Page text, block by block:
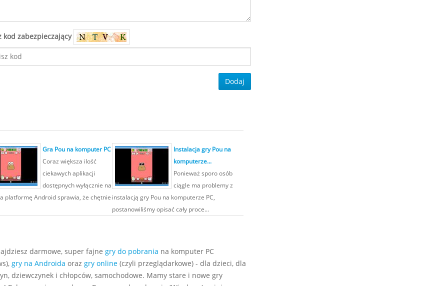
kod zabezpieczający
Dodaj
Gra Pou na komputer PC
Coraz większa ilość
ciekawych aplikacji
dostępnych wyłącznie na
platformę Android sprawia, że chętnie
Instalacja gry Pou na
komputerze...
Ponieważ sporo osób
ciągle ma problemy z
instalacją gry Pou na komputerze PC,
postanowiliśmy opisać cały proce...
darmowe, super fajne gry do pobrania na komputer PC
gry na Androida oraz gry online(czyli przeglądarkowe) - dla dzieci, dla
dziewczynek i chłopców, samochodowe. Mamy stare i nowe gry